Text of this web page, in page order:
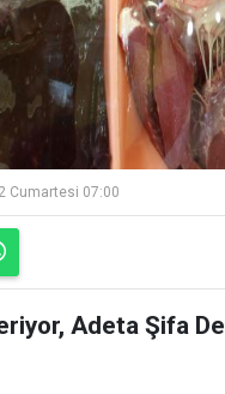
Cumartesi 07:00
Adeta Şifa